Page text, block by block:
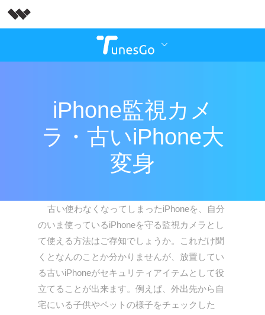
iPhone監視カメ
ラ・古いiPhone大
変身
古い使わなくなってしまったiPhoneを、自分
のいま使っているiPhoneを守る監視カメラとし
て使える方法はご存知でしょうか。これだけ聞
くとなんのことか分かりませんが、放置してい
る古いiPhoneがセキュリティアイテムとして役
立てることが出来ます。例えば、外出先から自
宅にいる子供やペットの様子をチェックした